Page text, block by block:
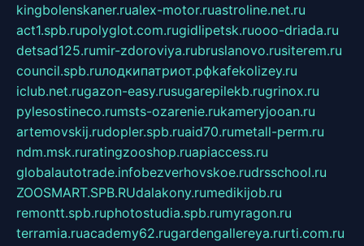
kingbolenskaner.rualex-motor.ruastroline.net.ru
act1.spb.rupolyglot.com.rugidlipetsk.ruooo-driada.ru
detsad125.rumir-zdoroviya.rubruslanovo.rusiterem.ru
council.spb.ruлодкипатриот.рфkafekolizey.ru
iclub.net.rugazon-easy.rusugarepilekb.rugrinox.ru
pylesostineco.rumsts-ozarenie.rukameryjooan.ru
artemovskij.rudopler.spb.ruaid70.rumetall-perm.ru
ndm.msk.ruratingzooshop.ruapiaccess.ru
globalautotrade.infobezverhovskoe.rudrsschool.ru
ZOOSMART.SPB.RUdalakony.rumedikijob.ru
remontt.spb.ruphotostudia.spb.rumyragon.ru
terramia.ruacademy62.rugardengallereya.rurti.com.ru